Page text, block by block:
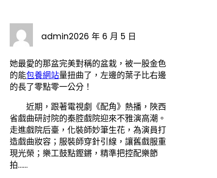
admin2026 年 6 月 5 日
她最愛的那盆完美對稱的盆栽，被一股金色
的能包養網站量扭曲了，左邊的葉子比右邊
的長了零點零一公分！
近期，跟著電視劇《配角》熱播，陜西
省戲曲研討院的秦腔戲院迎來不雅演高潮。
走進戲院后臺，化裝師妙筆生花，為演員打
造戲曲妝容；服裝師穿針引線，讓舊戲服重
現光榮；樂工鼓點鏗鏘，精準把控配樂節
拍……